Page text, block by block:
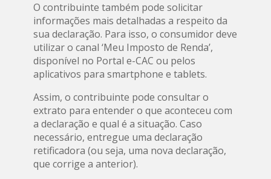
O contribuinte também pode solicitar
informações mais detalhadas a respeito da
sua declaração. Para isso, o consumidor deve
utilizar o canal ‘Meu Imposto de Renda’,
disponível no Portal e-CAC ou pelos
aplicativos para smartphone e tablets.
Assim, o contribuinte pode consultar o
extrato para entender o que aconteceu com
a declaração e qual é a situação. Caso
necessário, entregue uma declaração
retificadora (ou seja, uma nova declaração,
que corrige a anterior).